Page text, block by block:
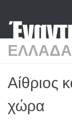
ΕΛΛΑΔΑ
Αίθριος
χώρα